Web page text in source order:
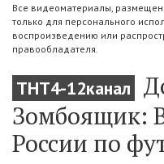
Все видеоматериалы,
только для персонального
воспроизведению или
правообладателя.
ТНТ4-12канал
Зомбоящик:
России по